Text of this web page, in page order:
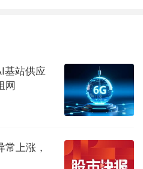
基站供应
网
上涨，